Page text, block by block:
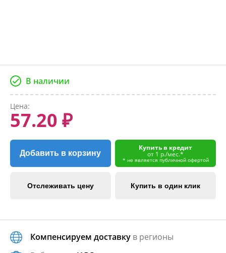
В наличии
Цена:
57.20 ₽
Добавить в корзину
Купить в кредит
от 1 р./мес.*
* не является публичной офертой
Отслеживать цену Купить в один клик
Компенсируем доставку в регионы